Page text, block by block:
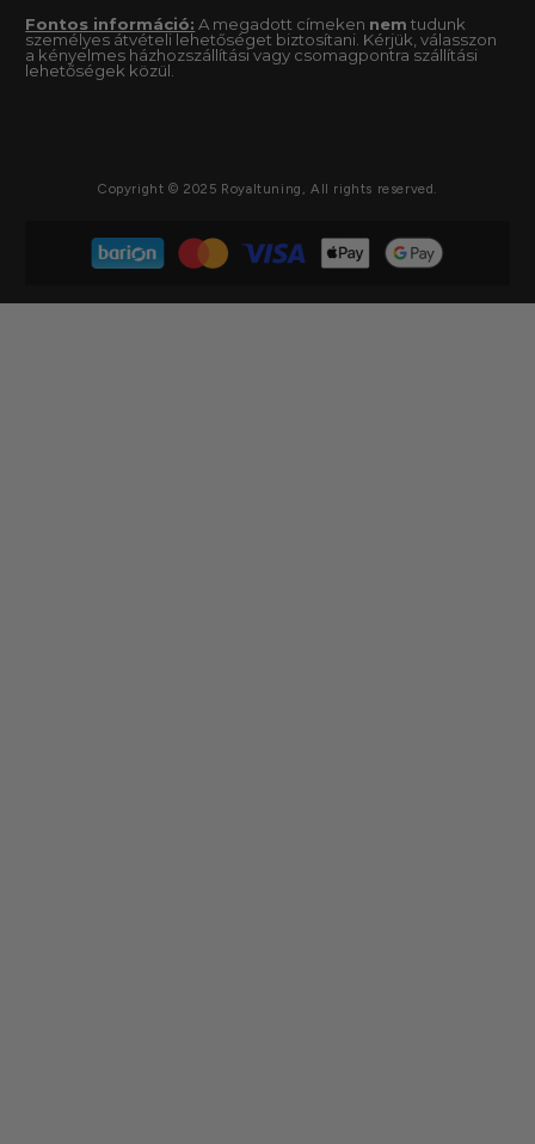
Fontos információ: A megadott címeken nem tudunk
személyes átvételi lehetőséget biztosítani. Kérjük, válasszon
a kényelmes házhozszállítási vagy csomagpontra szállítási
lehetőségek közül.
Copyright © 2025 Royaltuning, All rights reserved.